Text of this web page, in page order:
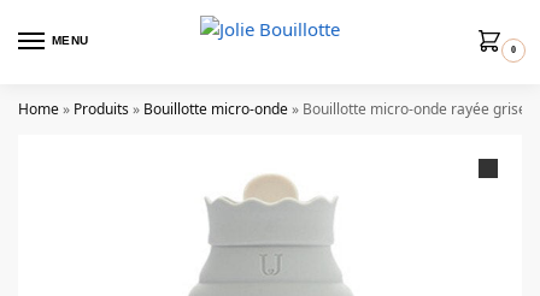
MENU
0
Home» Produits» Bouillotte micro-onde» Bouillotte micro-onde rayée grise